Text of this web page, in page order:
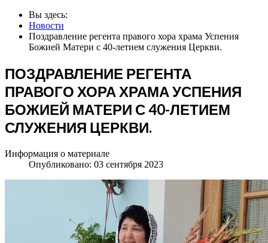
Вы здесь:
Новости
Поздравление регента правого хора храма Успения
Божией Матери с 40-летием служения Церкви.
ПОЗДРАВЛЕНИЕ РЕГЕНТА
ПРАВОГО ХОРА ХРАМА УСПЕНИЯ
БОЖИЕЙ МАТЕРИ С 40-ЛЕТИЕМ
СЛУЖЕНИЯ ЦЕРКВИ.
Информация о материале
Опубликовано: 03 сентября 2023